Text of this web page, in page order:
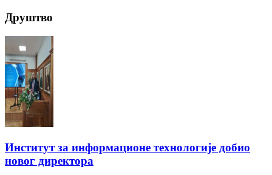
Друштво
Институт за информационе технологије добио
новог директора